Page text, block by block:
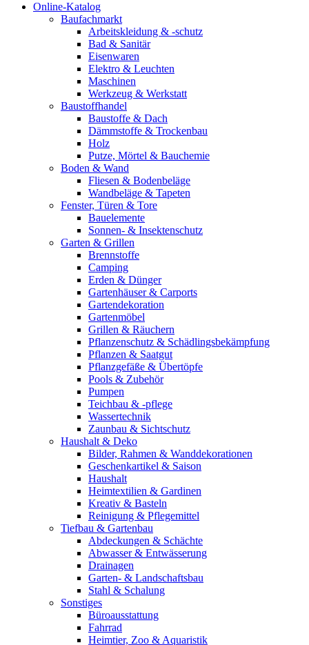
Online-Katalog
Baufachmarkt
Arbeitskleidung & -schutz
Bad & Sanitär
Eisenwaren
Elektro & Leuchten
Maschinen
Werkzeug & Werkstatt
Baustoffhandel
Baustoffe & Dach
Dämmstoffe & Trockenbau
Holz
Putze, Mörtel & Bauchemie
Boden & Wand
Fliesen & Bodenbeläge
Wandbeläge & Tapeten
Fenster, Türen & Tore
Bauelemente
Sonnen- & Insektenschutz
Garten & Grillen
Brennstoffe
Camping
Erden & Dünger
Gartenhäuser & Carports
Gartendekoration
Gartenmöbel
Grillen & Räuchern
Pflanzenschutz & Schädlingsbekämpfung
Pflanzen & Saatgut
Pflanzgefäße & Übertöpfe
Pools & Zubehör
Pumpen
Teichbau & -pflege
Wassertechnik
Zaunbau & Sichtschutz
Haushalt & Deko
Bilder, Rahmen & Wanddekorationen
Geschenkartikel & Saison
Haushalt
Heimtextilien & Gardinen
Kreativ & Basteln
Reinigung & Pflegemittel
Tiefbau & Gartenbau
Abdeckungen & Schächte
Abwasser & Entwässerung
Drainagen
Garten- & Landschaftsbau
Stahl & Schalung
Sonstiges
Büroausstattung
Fahrrad
Heimtier, Zoo & Aquaristik